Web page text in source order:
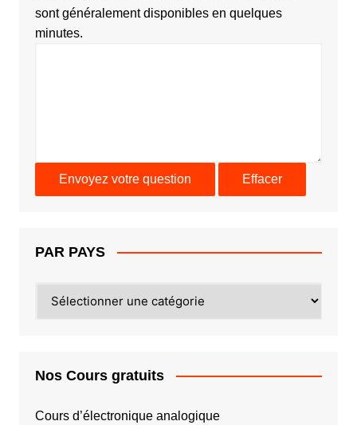
sont généralement disponibles en quelques
minutes.
PAR PAYS
PAYS
Nos Cours gratuits
Cours d’électronique analogique